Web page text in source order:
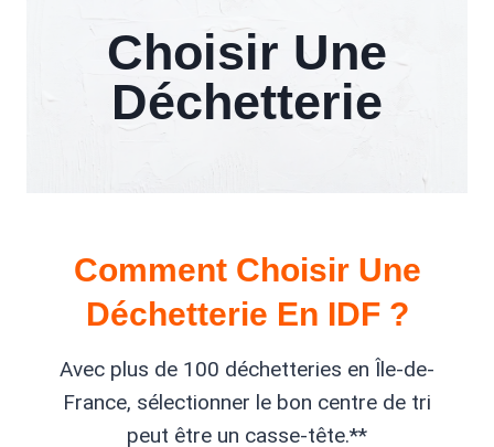
Choisir Une
Déchetterie
Comment Choisir Une
Déchetterie En IDF ?
Avec plus de 100 déchetteries en Île-de-
France, sélectionner le bon centre de tri
peut être un casse-tête.**